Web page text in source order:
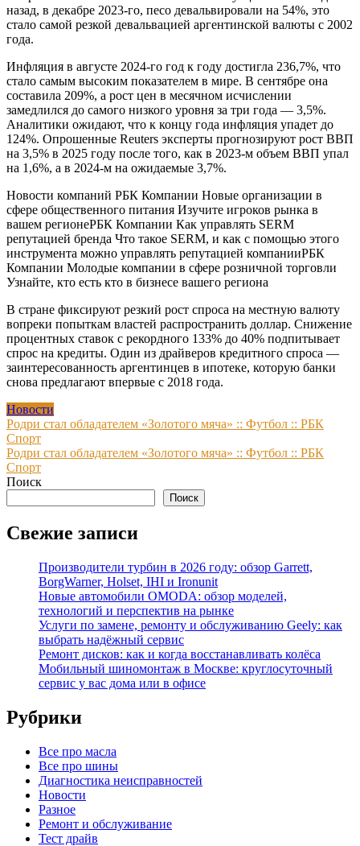
назад, в декабре 2023-го, песо девальвировали на 54%, это
стало самой резкой девальвацией аргентинской валюты с 2002
года.
Инфляция в августе 2024-го год к году достигла 236,7%, что
стало самым высоким показателем в мире. В сентябре она
составила 209%, а рост цен в месячном исчислении
замедлился до самого низкого уровня за три года — 3,5%.
Аналитики ожидают, что к концу года инфляция упадет до
124%. Опрошенные Reuters эксперты прогнозируют рост ВВП
на 3,5% в 2025 году после того, как в 2023-м объем ВВП упал
на 1,6%, а в 2024-м на ожидаемые 3,7%.
Новости компаний РБК Компании Новые организации в
сфере общественного питания Изучите игроков рынка в
вашем регионеРБК Компании Как управлять SERM
репутацией бренда Что такое SERM, и как с помощью этого
инструмента можно управлять репутацией компанииРБК
Компании Молодые компании в сфере розничной торговли
Узнайте, кто есть кто в бизнесе вашего региона
В стране фиксируют резкий рост спроса на местную валюту
вопреки попыткам властей распространить доллар. Снижение
процентных ставок с рекордного 133% до 40% подпитывает
спрос на кредиты. Один из драйверов кредитного спроса —
заинтересованность аргентинцев в ипотеке, которую банки
снова предлагают впервые с 2018 года.
Новости
Навигация
по
записям
Родри стал обладателем «Золотого мяча» :: Футбол :: РБК
Спорт
Родри стал обладателем «Золотого мяча» :: Футбол :: РБК
Спорт
Поиск
Поиск
Свежие записи
Производители турбин в 2026 году: обзор Garrett,
BorgWarner, Holset, IHI и Ironunit
Новые автомобили OMODA: обзор моделей,
технологий и перспектив на рынке
Услуги по замене, ремонту и обслуживанию Geely: как
выбрать надёжный сервис
Ремонт дисков: как и когда восстанавливать колёса
Мобильный шиномонтаж в Москве: круглосуточный
сервис у вас дома или в офисе
Рубрики
Все про масла
Все про шины
Диагностика неисправностей
Новости
Разное
Ремонт и обслуживание
Тест драйв